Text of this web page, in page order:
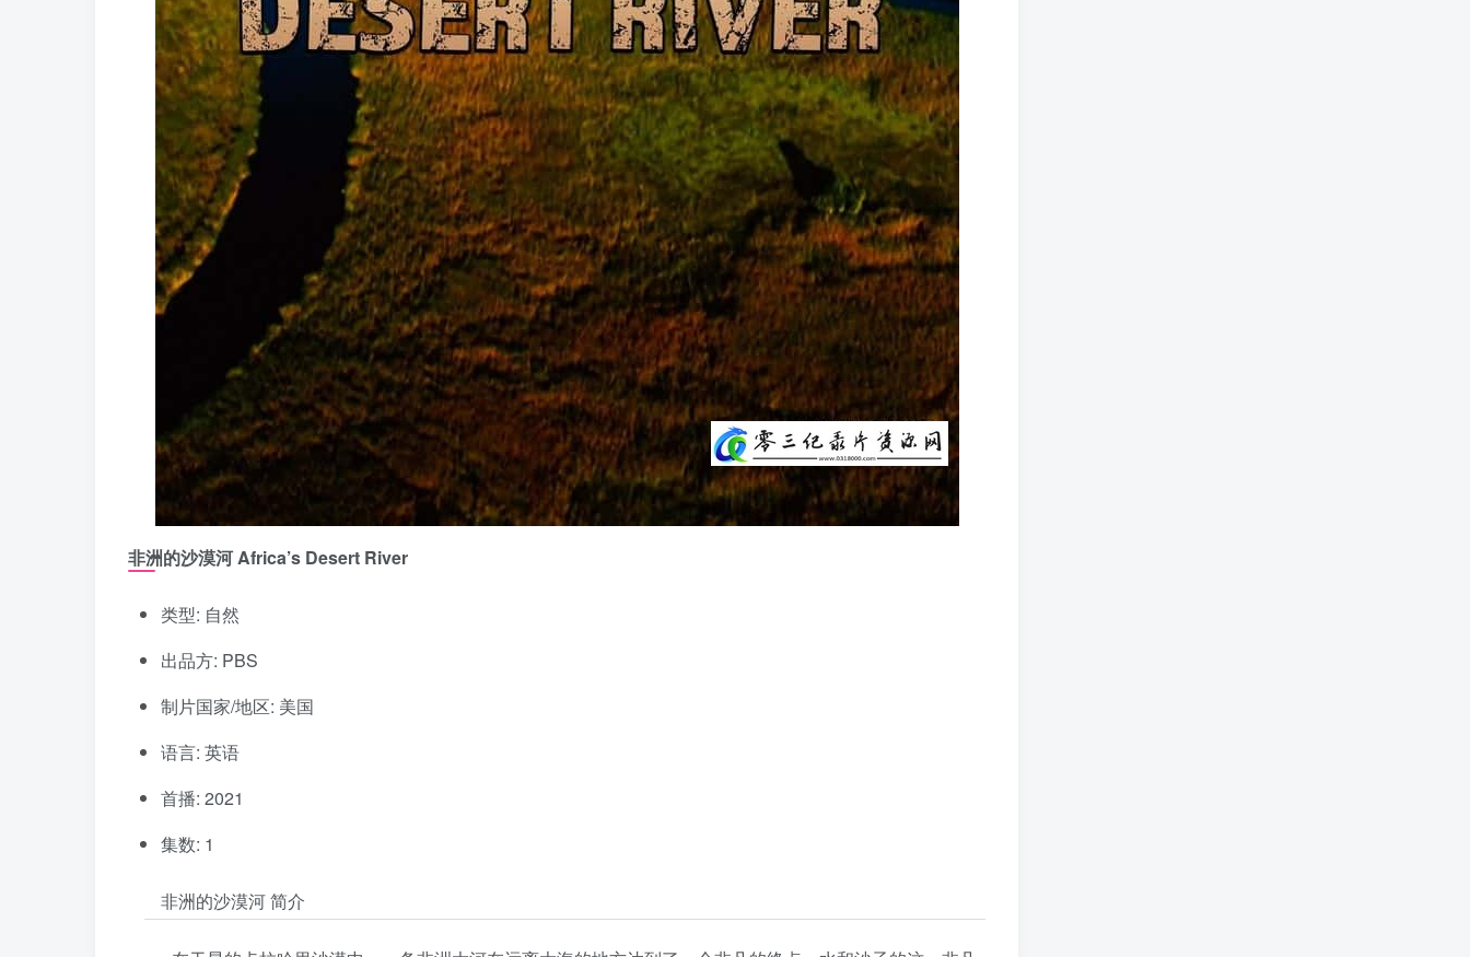
非洲的沙漠河 Africa’s Desert River
类型: 自然
出品方: PBS
制片国家/地区: 美国
语言: 英语
首播: 2021
集数: 1
非洲的沙漠河 简介